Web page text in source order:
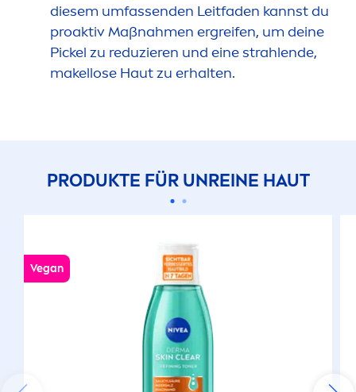
diesem umfassenden Leitfaden kannst du
proaktiv Maßnahmen ergreifen, um deine
Pickel zu reduzieren und eine strahlende,
makellose Haut zu erhalten.
PRODUKTE FÜR UNREINE HAUT
Vegan